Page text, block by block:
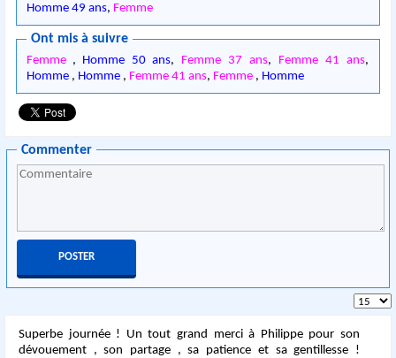
Homme 49 ans, Femme
Ont mis à suivre
Femme , Homme 50 ans, Femme 37 ans, Femme 41 ans,
Homme , Homme , Femme 41 ans, Femme , Homme
Commenter
Superbe journée ! Un tout grand merci à Philippe pour son
dévouement , son partage , sa patience et sa gentillesse !